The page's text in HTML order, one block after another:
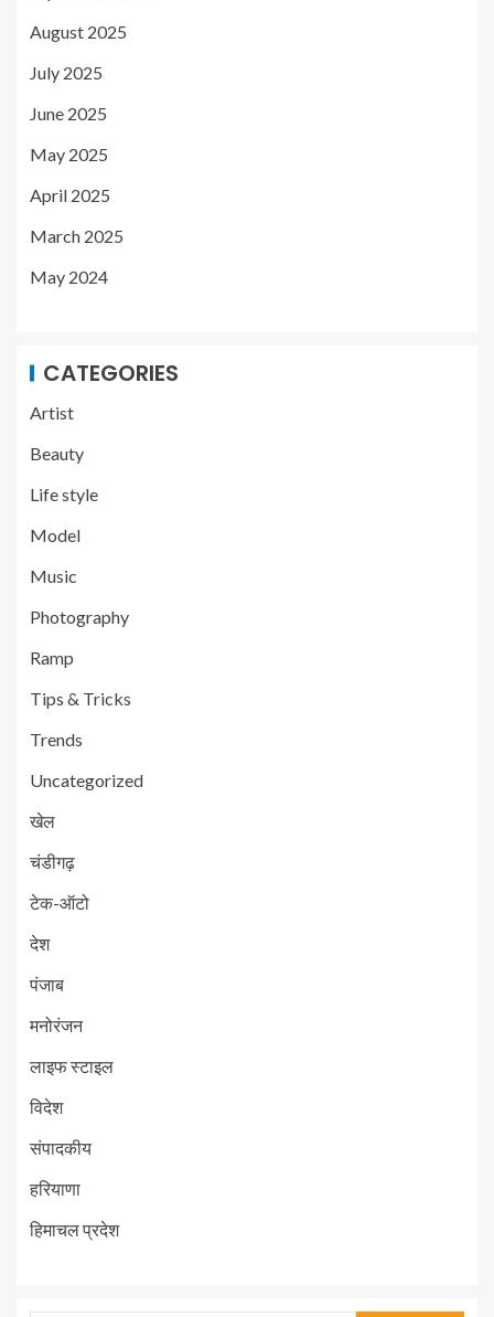
August 2025
July 2025
June 2025
May 2025
April 2025
March 2025
May 2024
CATEGORIES
Artist
Beauty
Life style
Model
Music
Photography
Ramp
Tips & Tricks
Trends
Uncategorized
खेल
चंडीगढ़
टेक-ऑटो
देश
पंजाब
मनोरंजन
लाइफ स्टाइल
विदेश
संपादकीय
हरियाणा
हिमाचल प्रदेश